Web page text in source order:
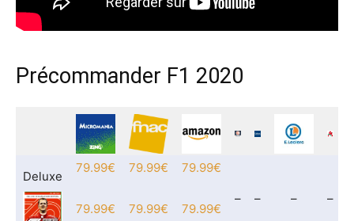
Précommander F1 2020
Deluxe
79.99€
79.99€
79.99€
79.99€
79.99€
79.99€
– – – –